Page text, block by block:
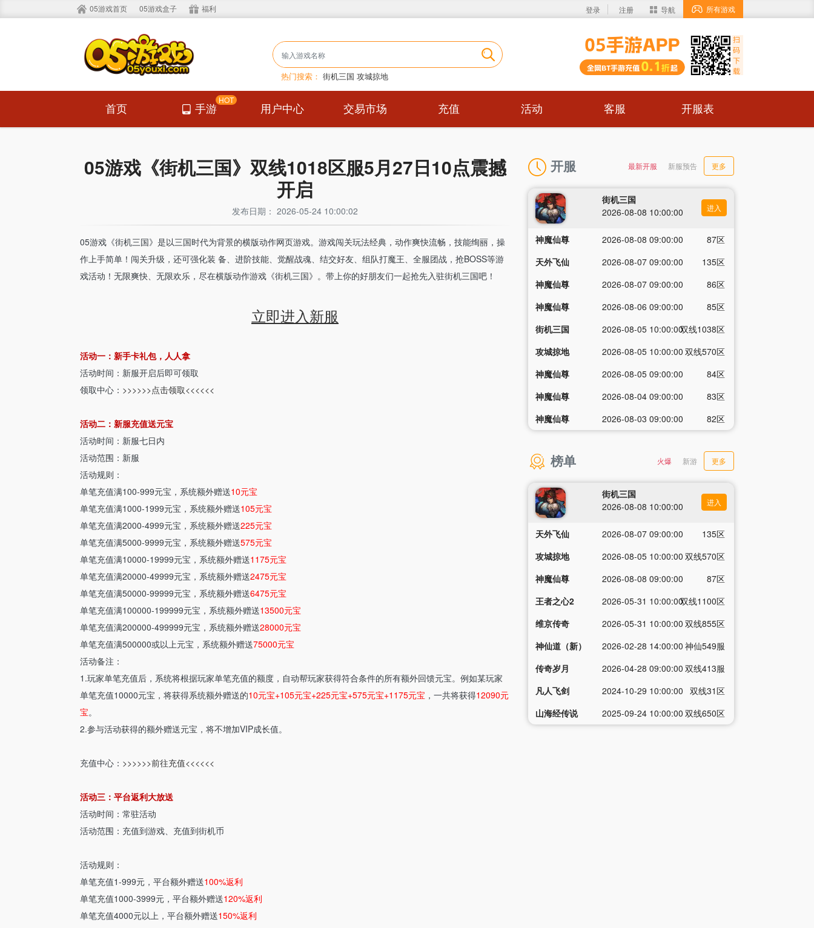
05游戏首页 05游戏盒子 福利 登录 注册 导航 所有游戏
热门搜索： 街机三国 攻城掠地
首页 手游
HOT
用户中心 交易市场 充值 活动 客服 开服表
05游戏《街机三国》双线1018区服5月27日10点震撼
开启
发布日期： 2026-05-24 10:00:02
05游戏《街机三国》是以三国时代为背景的横版动作网页游戏。游戏闯关玩法经典，动作爽快流畅，技能绚丽，操
作上手简单！闯关升级，还可强化装 备、进阶技能、觉醒战魂、结交好友、组队打魔王、全服团战，抢BOSS等游
戏活动！无限爽快、无限欢乐，尽在横版动作游戏《街机三国》。带上你的好朋友们一起抢先入驻街机三国吧！
立即进入新服
活动一：新手卡礼包，人人拿
活动时间：新服开启后即可领取
领取中心： >>>>>>点击领取<<<<<<
活动二：新服充值送元宝
活动时间：新服七日内
活动范围：新服
活动规则：
单笔充值满100-999元宝，系统额外赠送10元宝
单笔充值满1000-1999元宝，系统额外赠送105元宝
单笔充值满2000-4999元宝，系统额外赠送225元宝
单笔充值满5000-9999元宝，系统额外赠送575元宝
单笔充值满10000-19999元宝，系统额外赠送1175元宝
单笔充值满20000-49999元宝，系统额外赠送2475元宝
单笔充值满50000-99999元宝，系统额外赠送6475元宝
单笔充值满100000-199999元宝，系统额外赠送13500元宝
单笔充值满200000-499999元宝，系统额外赠送28000元宝
单笔充值满500000或以上元宝，系统额外赠送75000元宝
活动备注：
1.玩家单笔充值后，系统将根据玩家单笔充值的额度，自动帮玩家获得符合条件的所有额外回馈元宝。例如某玩家
单笔充值10000元宝，将获得系统额外赠送的10元宝+105元宝+225元宝+575元宝+1175元宝 ，一共将获得12090元
宝。
2.参与活动获得的额外赠送元宝，将不增加VIP成长值。
充值中心： >>>>>>前往充值<<<<<<
活动三：平台返利大放送
活动时间 ：常驻活动
活动范围：充值到游戏、充值到街机币
活动规则：
单笔充值1-999元，平台额外赠送100%返利
单笔充值1000-3999元， 平台额外赠送120%返利
单笔充值4000元以上， 平台额外赠送150%返利
开服 最新开服 新服预告 更多
街机三国
2026-08-08 10:00:00
进入
神魔仙尊 2026-08-08 09:00:00
87区
天外飞仙
2026-08-07 09:00:00
135区
神魔仙尊
2026-08-07 09:00:00
86区
神魔仙尊
2026-08-06 09:00:00
85区
街机三国
2026-08-05 10:00:00双线1038区
攻城掠地
2026-08-05 10:00:00 双线570区
神魔仙尊
2026-08-05 09:00:00
84区
神魔仙尊
2026-08-04 09:00:00
83区
神魔仙尊
2026-08-03 09:00:00 82区
榜单 火爆 新游 更多
街机三国
2026-08-08 10:00:00
进入
天外飞仙 2026-08-07 09:00:00
135区
攻城掠地
2026-08-05 10:00:00 双线570区
神魔仙尊
2026-08-08 09:00:00
87区
王者之心2
2026-05-31 10:00:00双线1100区
维京传奇
2026-05-31 10:00:00 双线855区
神仙道（新）
2026-02-28 14:00:00 神仙549服
传奇岁月
2026-04-28 09:00:00 双线413服
凡人飞剑
2024-10-29 10:00:00 双线31区
山海经传说
2025-09-24 10:00:00 双线650区